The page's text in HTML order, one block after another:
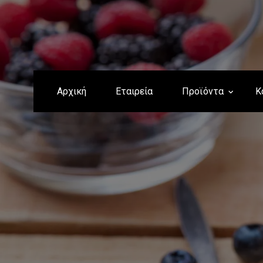
Αρχική Εταιρεία Προϊόντα
Ωμοί Ξηροί Καρποί
Ψημένοι Ξηροί Καρποί
Καραμελωμένοι
Mix Ξηρών Καρπών
Ζάχαρη